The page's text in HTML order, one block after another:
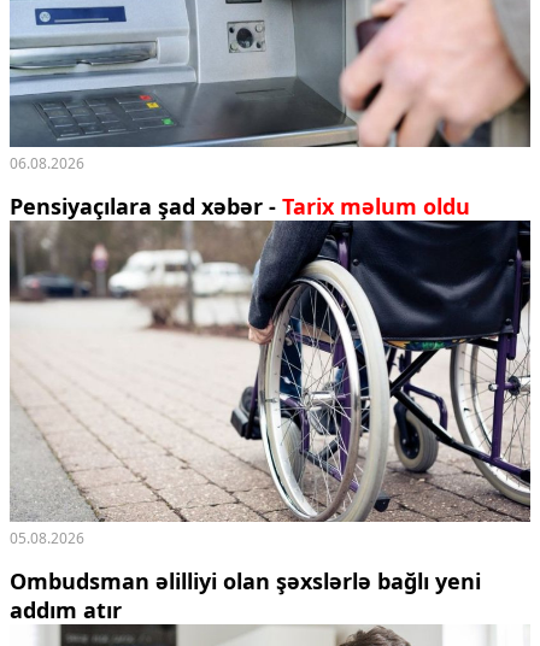
06.08.2026
Pensiyaçılara şad xəbər - Tarix məlum oldu
05.08.2026
Ombudsman əlilliyi olan şəxslərlə bağlı yeni
addım atır